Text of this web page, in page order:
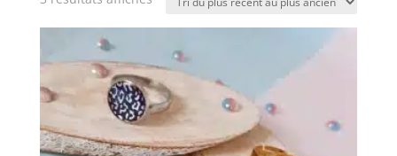
plus
récent
au
plus
ancien